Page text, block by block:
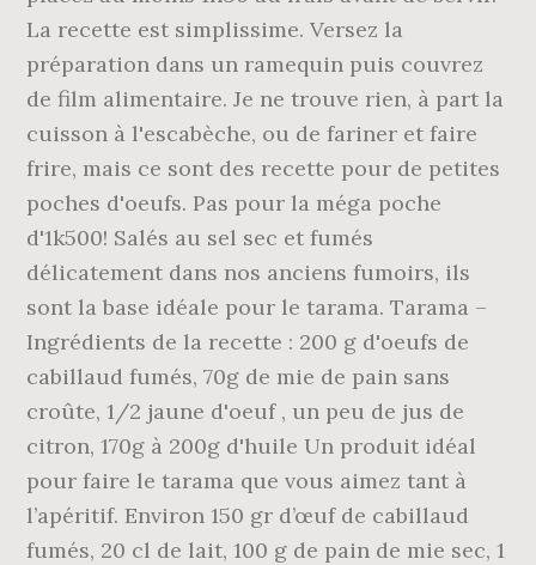
La recette est simplissime. Versez la
préparation dans un ramequin puis couvrez
de film alimentaire. Je ne trouve rien, à part la
cuisson à l'escabèche, ou de fariner et faire
frire, mais ce sont des recette pour de petites
poches d'oeufs. Pas pour la méga poche
d'1k500! Salés au sel sec et fumés
délicatement dans nos anciens fumoirs, ils
sont la base idéale pour le tarama. Tarama –
Ingrédients de la recette : 200 g d'oeufs de
cabillaud fumés, 70g de mie de pain sans
croûte, 1/2 jaune d'oeuf , un peu de jus de
citron, 170g à 200g d'huile Un produit idéal
pour faire le tarama que vous aimez tant à
l’apéritif. Environ 150 gr d’œuf de cabillaud
fumés, 20 cl de lait, 100 g de pain de mie sec, 1